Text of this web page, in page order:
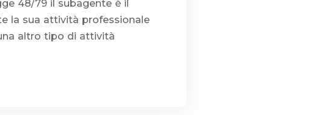
48/79 il subagente è il
la sua attività professionale
altro tipo di attività